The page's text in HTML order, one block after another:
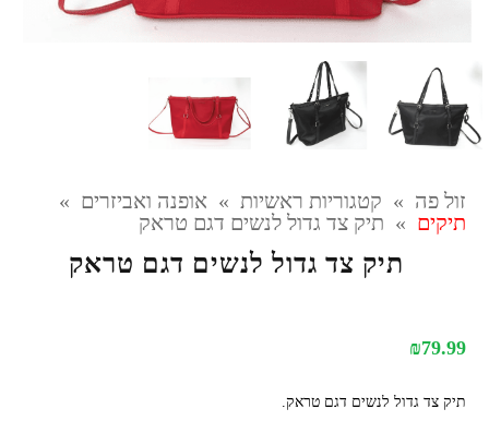
זול פה » קטגוריות ראשיות » אופנה ואביזרים »
תיקים » תיק צד גדול לנשים דגם טראק
תיק צד גדול לנשים דגם טראק
₪79.99
תיק צד גדול לנשים דגם טראק.